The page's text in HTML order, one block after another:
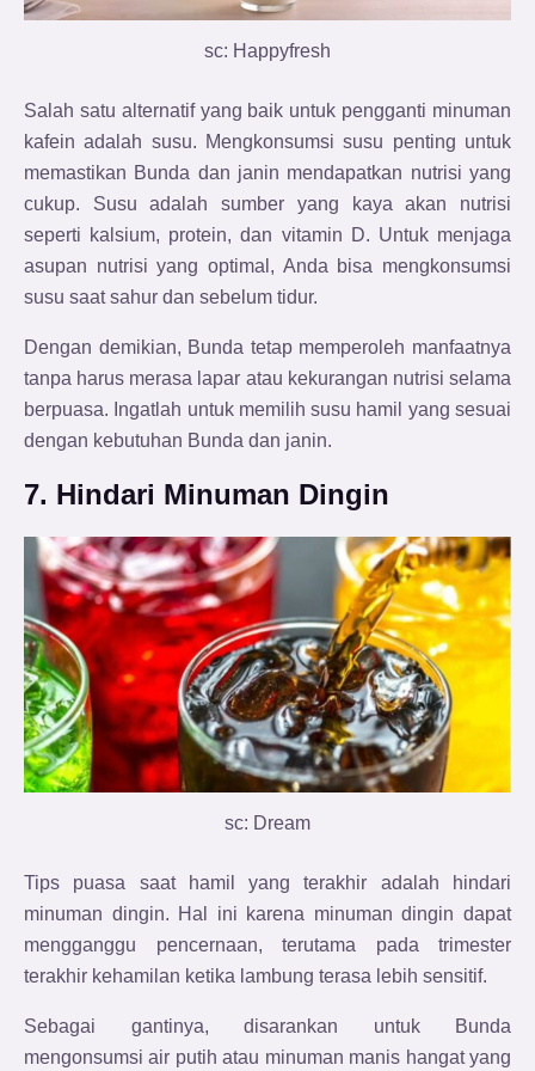
sc: Happyfresh
Salah satu alternatif yang baik untuk pengganti minuman
kafein adalah susu. Mengkonsumsi susu penting untuk
memastikan Bunda dan janin mendapatkan nutrisi yang
cukup. Susu adalah sumber yang kaya akan nutrisi
seperti kalsium, protein, dan vitamin D. Untuk menjaga
asupan nutrisi yang optimal, Anda bisa mengkonsumsi
susu saat sahur dan sebelum tidur.
Dengan demikian, Bunda tetap memperoleh manfaatnya
tanpa harus merasa lapar atau kekurangan nutrisi selama
berpuasa. Ingatlah untuk memilih susu hamil yang sesuai
dengan kebutuhan Bunda dan janin.
7. Hindari Minuman Dingin
sc: Dream
Tips puasa saat hamil yang terakhir adalah hindari
minuman dingin. Hal ini karena minuman dingin dapat
mengganggu pencernaan, terutama pada trimester
terakhir kehamilan ketika lambung terasa lebih sensitif.
Sebagai gantinya, disarankan untuk Bunda
mengonsumsi air putih atau minuman manis hangat yang